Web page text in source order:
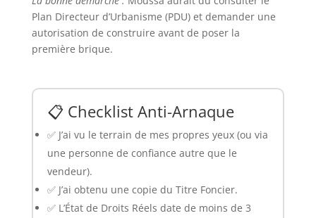
Plan Directeur d’Urbanisme (PDU) et demander une
autorisation de construire avant de poser la
première brique.
📋 Checklist Anti-Arnaque
✅ J’ai vu le terrain de mes propres yeux (ou via
une personne de confiance autre que le
vendeur).
✅ J’ai obtenu une copie du Titre Foncier.
✅ L’État de Droits Réels date de moins de 3